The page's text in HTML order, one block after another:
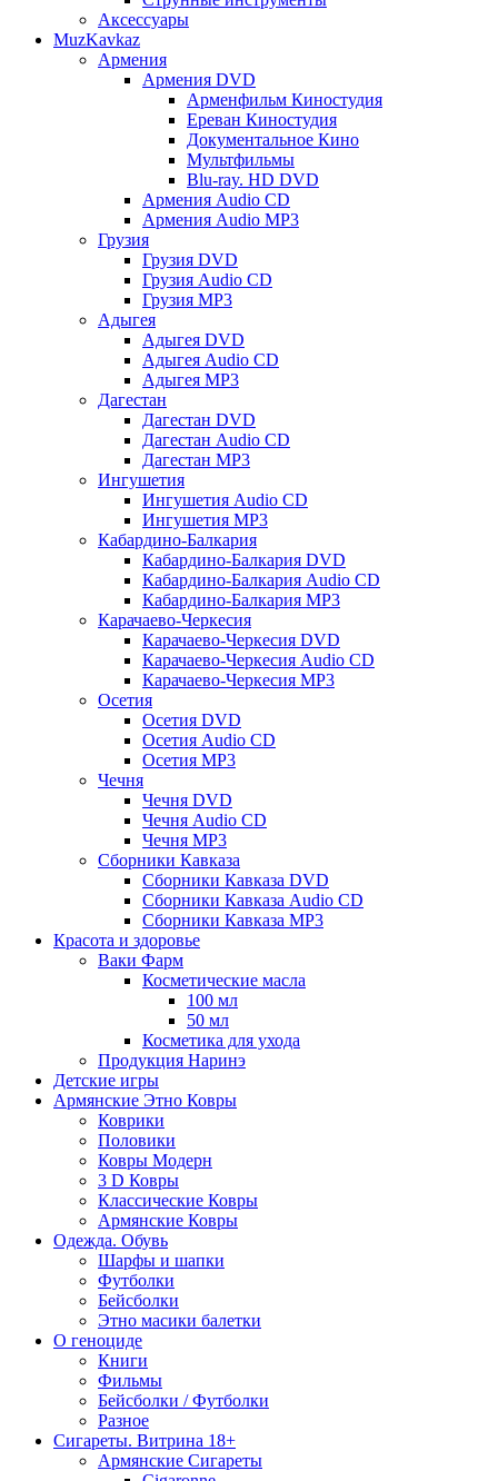
Аксессуары
MuzKavkaz
Армения
Армения DVD
Арменфильм Киностудия
Ереван Киностудия
Документальное Кино
Мультфильмы
Blu-ray. HD DVD
Армения Audio CD
Армения Audio MP3
Грузия
Грузия DVD
Грузия Audio CD
Грузия MP3
Адыгея
Адыгея DVD
Адыгея Audio CD
Адыгея MP3
Дагестан
Дагестан DVD
Дагестан Audio CD
Дагестан MP3
Ингушетия
Ингушетия Audio CD
Ингушетия MP3
Кабардино-Балкария
Кабардино-Балкария DVD
Кабардино-Балкария Audio CD
Кабардино-Балкария MP3
Карачаево-Черкесия
Карачаево-Черкесия DVD
Карачаево-Черкесия Audio CD
Карачаево-Черкесия MP3
Осетия
Осетия DVD
Осетия Audio CD
Осетия MP3
Чечня
Чечня DVD
Чечня Audio CD
Чечня MP3
Сборники Кавказа
Сборники Кавказа DVD
Сборники Кавказа Audio CD
Сборники Кавказа MP3
Красота и здоровье
Ваки Фарм
Косметические масла
100 мл
50 мл
Косметика для ухода
Продукция Наринэ
Детские игры
Армянские Этно Ковры
Коврики
Половики
Ковры Модерн
3 D Ковры
Классические Ковры
Армянские Ковры
Одежда. Обувь
Шарфы и шапки
Футболки
Бейсболки
Этно масики балетки
О геноциде
Книги
Фильмы
Бейсболки / Футболки
Разное
Сигареты. Витрина 18+
Армянские Сигареты